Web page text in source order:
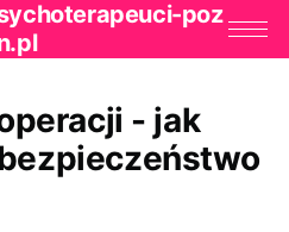
poz
- jak